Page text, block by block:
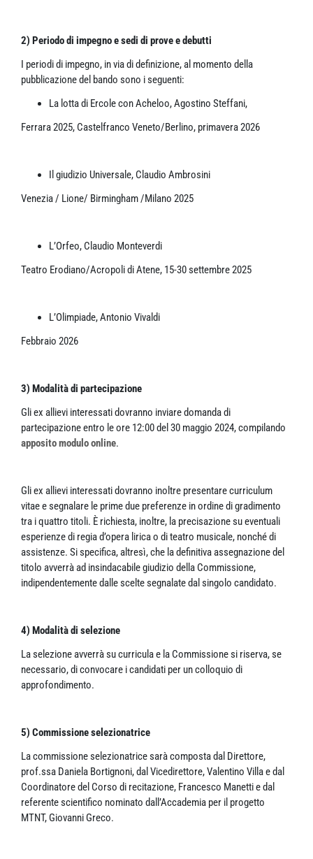
2) Periodo di impegno e sedi di prove e debutti
I periodi di impegno, in via di definizione, al momento della
pubblicazione del bando sono i seguenti:
La lotta di Ercole con Acheloo, Agostino Steffani,
Ferrara 2025, Castelfranco Veneto/Berlino, primavera 2026
Il giudizio Universale, Claudio Ambrosini
Venezia / Lione/ Birmingham /Milano 2025
L’Orfeo, Claudio Monteverdi
Teatro Erodiano/Acropoli di Atene, 15-30 settembre 2025
L’Olimpiade, Antonio Vivaldi
Febbraio 2026
3) Modalità di partecipazione
Gli ex allievi interessati dovranno inviare domanda di
partecipazione entro le ore 12:00 del 30 maggio 2024, compilando
apposito modulo online.
Gli ex allievi interessati dovranno inoltre presentare curriculum
vitae e segnalare le prime due preferenze in ordine di gradimento
tra i quattro titoli. È richiesta, inoltre, la precisazione su eventuali
esperienze di regia d’opera lirica o di teatro musicale, nonché di
assistenze. Si specifica, altresì, che la definitiva assegnazione del
titolo avverrà ad insindacabile giudizio della Commissione,
indipendentemente dalle scelte segnalate dal singolo candidato.
4) Modalità di selezione
La selezione avverrà su curricula e la Commissione si riserva, se
necessario, di convocare i candidati per un colloquio di
approfondimento.
5) Commissione selezionatrice
La commissione selezionatrice sarà composta dal Direttore,
prof.ssa Daniela Bortignoni, dal Vicedirettore, Valentino Villa e dal
Coordinatore del Corso di recitazione, Francesco Manetti e dal
referente scientifico nominato dall’Accademia per il progetto
MTNT, Giovanni Greco.